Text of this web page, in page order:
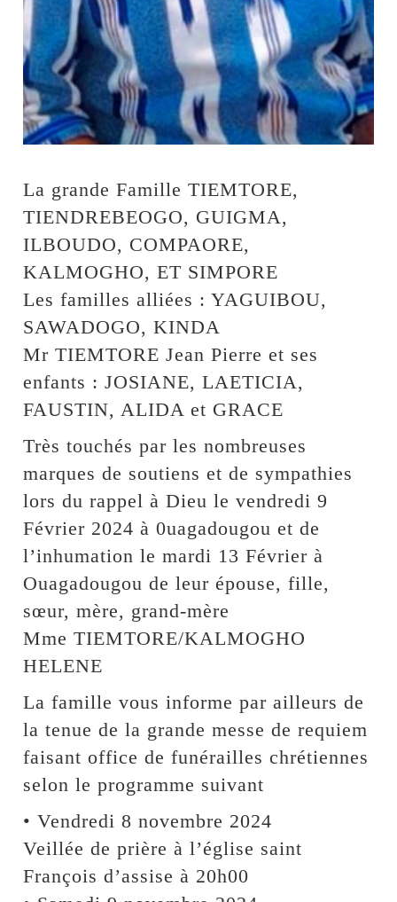
La grande Famille TIEMTORE,
TIENDREBEOGO, GUIGMA,
ILBOUDO, COMPAORE,
KALMOGHO, ET SIMPORE
Les familles alliées : YAGUIBOU,
SAWADOGO, KINDA
Mr TIEMTORE Jean Pierre et ses
enfants : JOSIANE, LAETICIA,
FAUSTIN, ALIDA et GRACE
Très touchés par les nombreuses
marques de soutiens et de sympathies
lors du rappel à Dieu le vendredi 9
Février 2024 à 0uagadougou et de
l’inhumation le mardi 13 Février à
Ouagadougou de leur épouse, fille,
sœur, mère, grand-mère
Mme TIEMTORE/KALMOGHO
HELENE
La famille vous informe par ailleurs de
la tenue de la grande messe de requiem
faisant office de funérailles chrétiennes
selon le programme suivant
• Vendredi 8 novembre 2024
Veillée de prière à l’église saint
François d’assise à 20h00